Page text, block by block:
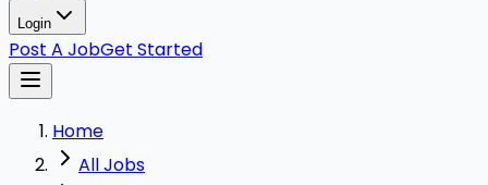
Login
Post A JobGet Started
Home
All Jobs